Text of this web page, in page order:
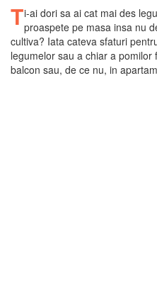
Ti-ai dori sa ai cat mai des
proaspete pe masa insa nu
cultiva? Iata cateva sfaturi
legumelor sau a chiar a
balcon sau, de ce nu, in